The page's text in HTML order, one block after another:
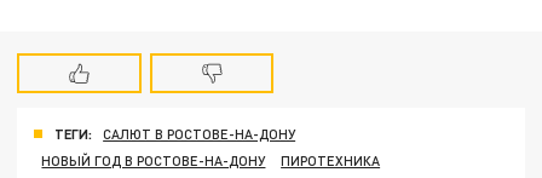
ТЕГИ:
САЛЮТ В РОСТОВЕ-НА-ДОНУ
НОВЫЙ ГОД В РОСТОВЕ-НА-ДОНУ
ПИРОТЕХНИКА